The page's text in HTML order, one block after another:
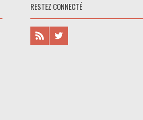
RESTEZ CONNECTÉ